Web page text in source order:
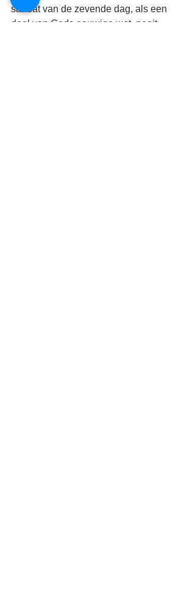
sabbat van de zevende dag, als een
deel van Gods eeuwige wet, nooit